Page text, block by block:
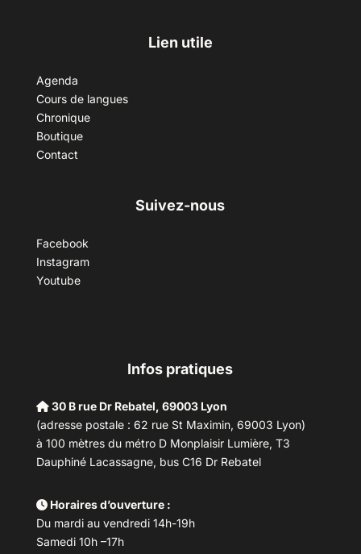
Lien utile
Agenda
Cours de langues
Chronique
Boutique
Contact
Suivez-nous
Facebook
Instagram
Youtube
Infos pratiques
30 B rue Dr Rebatel, 69003 Lyon
(adresse postale : 62 rue St Maximin, 69003 Lyon)
à 100 mètres du métro D Monplaisir Lumière, T3
Dauphiné Lacassagne, bus C16 Dr Rebatel
Horaires d’ouverture :
Du mardi au vendredi 14h-19h
Samedi 10h –17h